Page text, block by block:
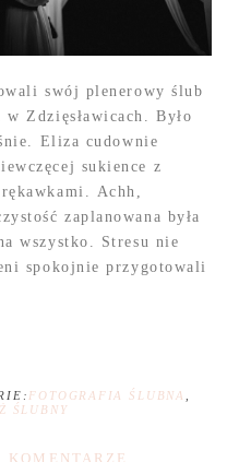
swój plenerowy ślub
Zdzięsławicach. Było
Eliza cudownie
sukience z
Achh,
zaplanowana była
wszystko. Stresu nie
spokojnie przygotowali
FOTOGRAFIA ŚLUBNA
ŚLUBNY
KOMENTARZE